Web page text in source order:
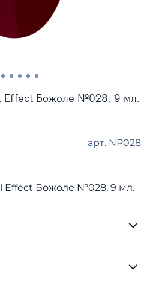
арт. NP028
Effect Божоле №028, 9 мл.
Effect Божоле №028, 9 мл.